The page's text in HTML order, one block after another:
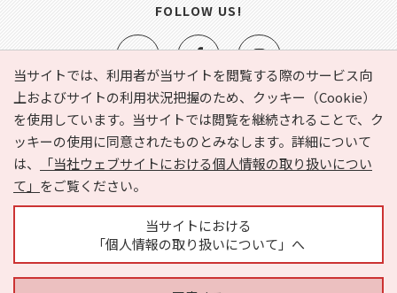
当サイトでは、利用者が当サイトを閲覧する際のサービス向
上およびサイトの利用状況把握のため、クッキー（Cookie）
を使用しています。当サイトでは閲覧を継続されることで、ク
ッキーの使用に同意されたものとみなします。詳細について
は、
「当社ウェブサイトにおける個人情報の取り扱いについ
て」 をご覧ください。
当サイトにおける
「個人情報の取り扱いについて」へ
e-NAVITA（イーナビタ）とは？ お気に入り
ヘルプ
利用規約
個人情報の取り扱いについて
運営会社
サイトマップ
広告掲載に関するお問い合わせ
FOLLOW US!